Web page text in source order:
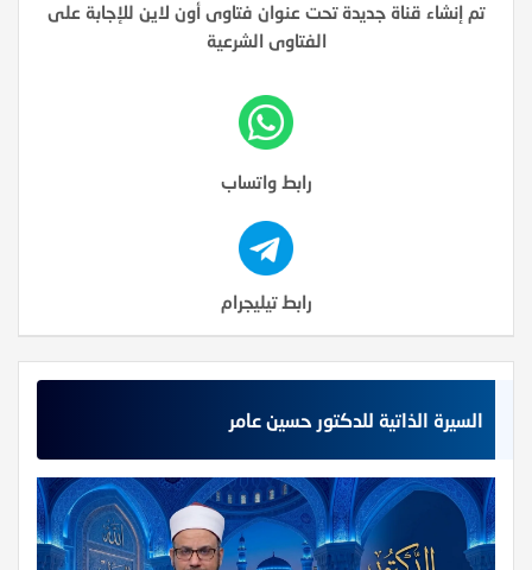
تم إنشاء قناة جديدة تحت عنوان فتاوى أون لاين للإجابة على
الفتاوى الشرعية
رابط واتساب
رابط تيليجرام
السيرة الذاتية للدكتور حسين عامر